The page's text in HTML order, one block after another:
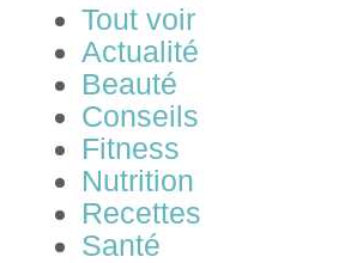
Tout voir
Actualité
Beauté
Conseils
Fitness
Nutrition
Recettes
Santé